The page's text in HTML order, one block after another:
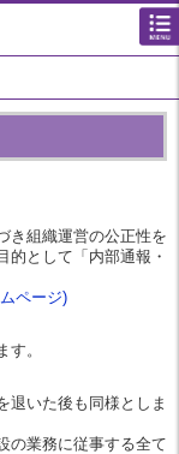
き組織運営の公正性を
的として「内部通報・
ムページ)
。
退いた後も同様としま
の業務に従事する全て